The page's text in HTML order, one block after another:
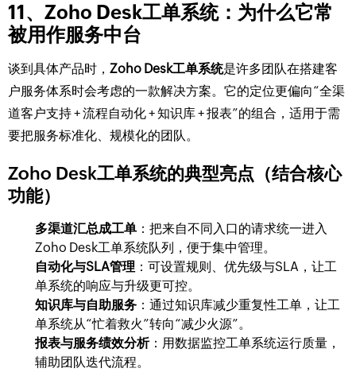
11、Zoho Desk工单系统：为什么它常
被用作服务中台
谈到具体产品时， Zoho Desk工单系统是许多团队在搭建客
户服务体系时会考虑的一款解决方案。它的定位更偏向“全渠
道客户支持 + 流程自动化 + 知识库 + 报表”的组合，适用于需
要把服务标准化、规模化的团队。
Zoho Desk工单系统的典型亮点（结合核心
功能）
多渠道汇总成工单 ：把来自不同入口的请求统一进入
Zoho Desk工单系统队列，便于集中管理。
自动化与SLA管理 ：可设置规则、优先级与SLA，让工
单系统的响应与升级更可控。
知识库与自助服务 ：通过知识库减少重复性工单，让工
单系统从“忙着救火”转向“减少火源”。
报表与服务绩效分析：用数据监控工单系统运行质量，
辅助团队迭代流程。